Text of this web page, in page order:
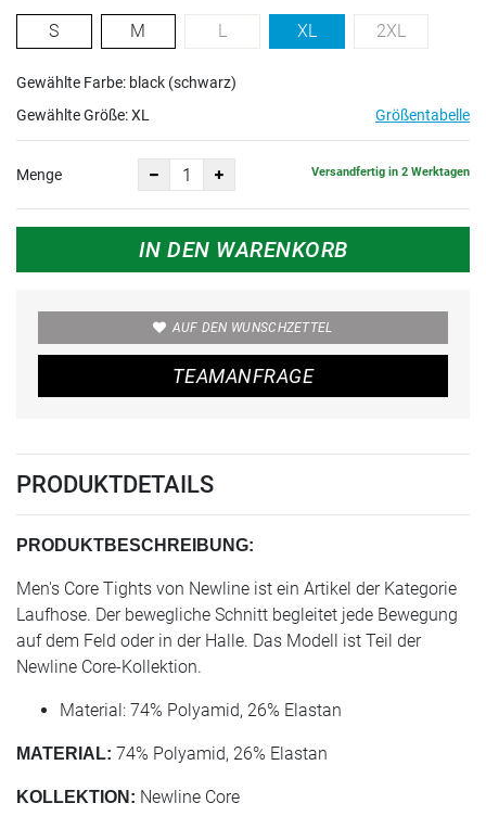
S M L XL 2XL
Gewählte Farbe: black (schwarz)
Gewählte Größe:XL Größentabelle
Menge Versandfertig in 2 Werktagen
IN DEN WARENKORB
AUF DEN WUNSCHZETTEL
TEAMANFRAGE
PRODUKTDETAILS
PRODUKTBESCHREIBUNG:
Men's Core Tights von Newline ist ein Artikel der Kategorie
Laufhose. Der bewegliche Schnitt begleitet jede Bewegung
auf dem Feld oder in der Halle. Das Modell ist Teil der
Newline Core-Kollektion.
Material: 74% Polyamid, 26% Elastan
MATERIAL: 74% Polyamid, 26% Elastan
KOLLEKTION: Newline Core